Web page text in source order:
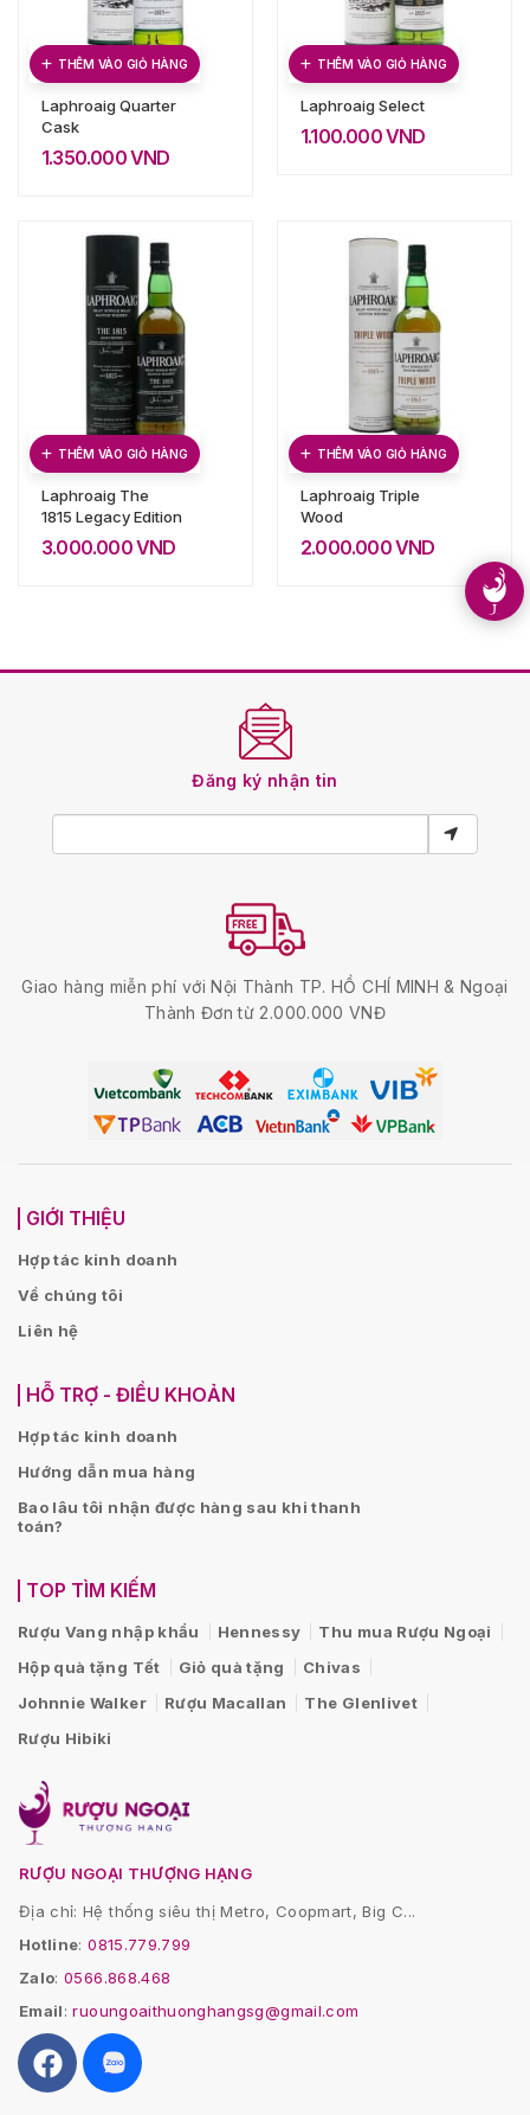
THÊM VÀO GIỎ HÀNG
Laphroaig Quarter
Cask
1.350.000VND
THÊM VÀO GIỎ HÀNG
Laphroaig Select
1.100.000VND
THÊM VÀO GIỎ HÀNG
Laphroaig The
1815 Legacy Edition
3.000.000VND
THÊM VÀO GIỎ HÀNG
Laphroaig Triple
Wood
2.000.000VND
Đăng ký nhận tin
Giao hàng miễn phí với Nội Thành TP. HỒ CHÍ MINH & Ngoại
Thành Đơn từ 2.000.000 VNĐ
GIỚI THIỆU
Hợp tác kinh doanh
Về chúng tôi
Liên hệ
HỖ TRỢ - ĐIỀU KHOẢN
Hợp tác kinh doanh
Hướng dẫn mua hàng
Bao lâu tôi nhận được hàng sau khi thanh
toán?
TOP TÌM KIẾM
Rượu Vang nhập khẩu Hennessy
Thu mua Rượu Ngoại
Hộp quà tặng Tết
Giỏ quà tặng
Chivas
Johnnie Walker
Rượu Macallan
The Glenlivet
Rượu Hibiki
RƯỢU NGOẠI THƯỢNG HẠNG
Địa chỉ: Hệ thống siêu thị Metro, Coopmart, Big C...
Hotline:0815.779.799
Zalo:0566.868.468
Email:ruoungoaithuonghangsg@gmail.com